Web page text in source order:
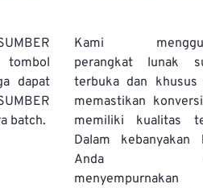
dapat
batch.
Kami
perangkat lunak
terbuka dan khusus
memastikan
memiliki kualitas
Dalam kebanyakan
Anda
menyempurnakan